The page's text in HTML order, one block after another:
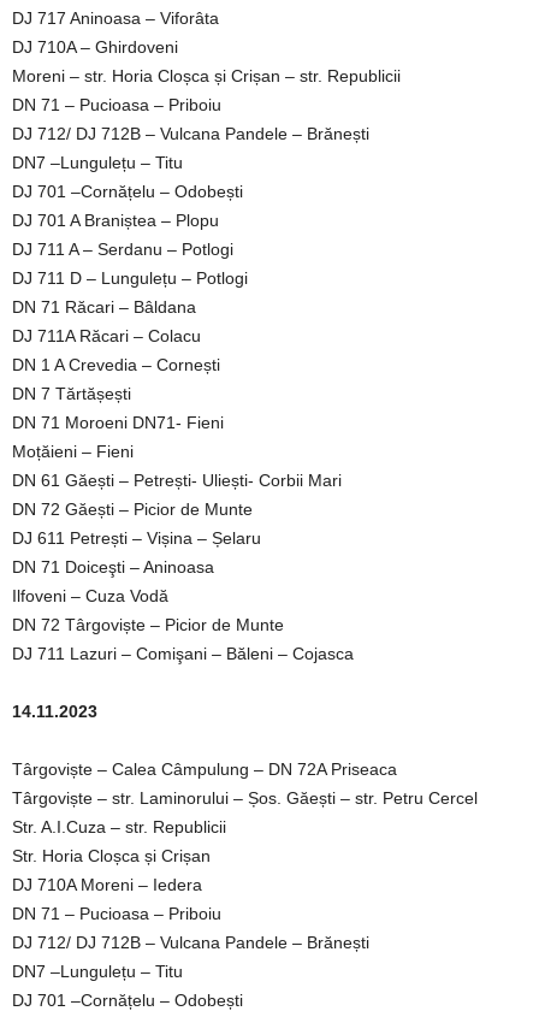
DJ 717 Aninoasa – Viforâta
DJ 710A – Ghirdoveni
Moreni – str. Horia Cloșca și Crișan – str. Republicii
DN 71 – Pucioasa – Priboiu
DJ 712/ DJ 712B – Vulcana Pandele – Brănești
DN7 –Lungulețu – Titu
DJ 701 –Cornățelu – Odobești
DJ 701 A Braniștea – Plopu
DJ 711 A – Serdanu – Potlogi
DJ 711 D – Lungulețu – Potlogi
DN 71 Răcari – Bâldana
DJ 711A Răcari – Colacu
DN 1 A Crevedia – Cornești
DN 7 Tărtășești
DN 71 Moroeni DN71- Fieni
Moțăieni – Fieni
DN 61 Găești – Petrești- Uliești- Corbii Mari
DN 72 Găești – Picior de Munte
DJ 611 Petrești – Vișina – Șelaru
DN 71 Doiceşti – Aninoasa
Ilfoveni – Cuza Vodă
DN 72 Târgoviște – Picior de Munte
DJ 711 Lazuri – Comişani – Băleni – Cojasca
14.11.2023
Târgoviște – Calea Câmpulung – DN 72A Priseaca
Târgoviște – str. Laminorului – Șos. Găești – str. Petru Cercel
Str. A.I.Cuza – str. Republicii
Str. Horia Cloșca și Crișan
DJ 710A Moreni – Iedera
DN 71 – Pucioasa – Priboiu
DJ 712/ DJ 712B – Vulcana Pandele – Brănești
DN7 –Lungulețu – Titu
DJ 701 –Cornățelu – Odobești